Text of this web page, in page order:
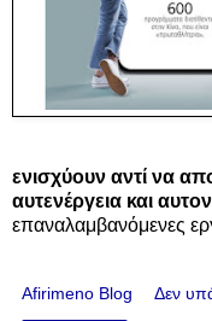
ενισχύουν αντί να
αυτενέργεια και
επαναλαμβανόμενες
Afirimeno Blog Δεν